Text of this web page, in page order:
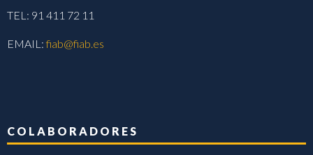
TEL: 91 411 72 11
EMAIL:fiab@fiab.es
COLABORADORES